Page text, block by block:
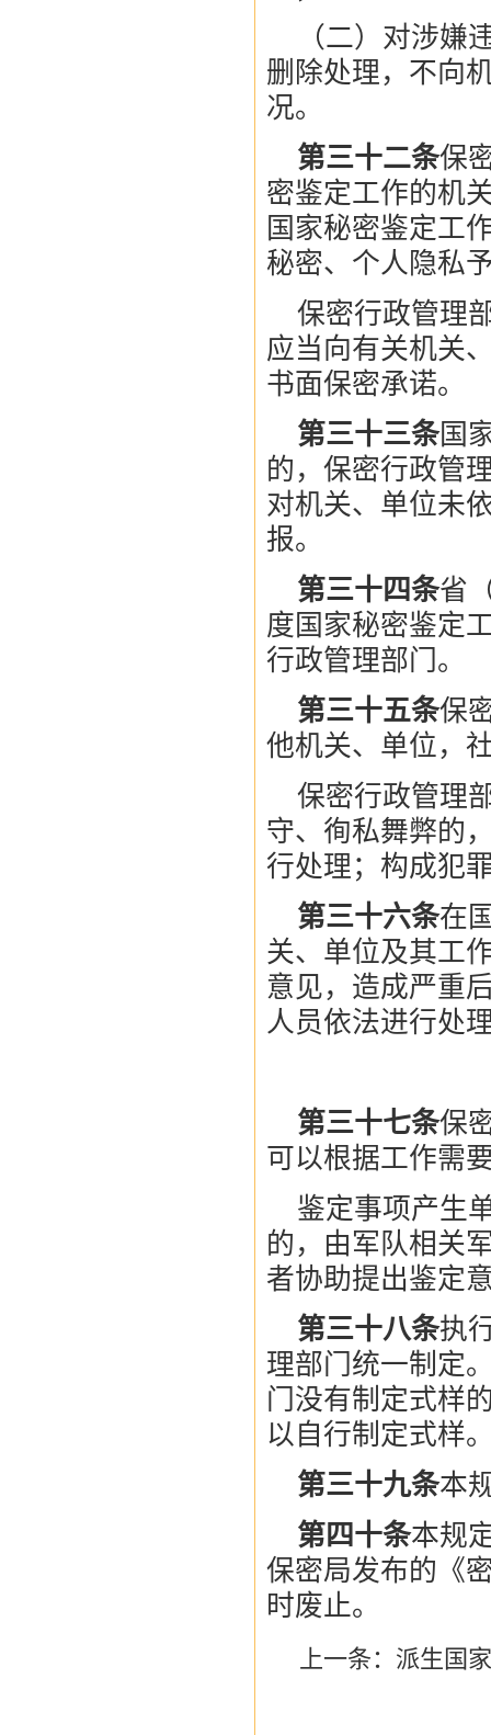
（二）对涉嫌
删除处理，不向
况。
第三十二条保
密鉴定工作的机
国家秘密鉴定工
秘密、个人隐私
保密行政管理
应当向有关机关
书面保密承诺。
第三十三条国
的，保密行政管
对机关、单位未
报。
第三十四条省
度国家秘密鉴定
行政管理部门。
第三十五条保
他机关、单位，
保密行政管理
守、徇私舞弊的
行处理；构成犯
第三十六条在
关、单位及其工
意见，造成严重
人员依法进行处
第三十七条保
可以根据工作需
鉴定事项产生
的，由军队相关
者协助提出鉴定
第三十八条执
理部门统一制定
门没有制定式样
以自行制定式样
第三十九条本
第四十条本规
保密局发布的《
时废止。
上一条： 派生国